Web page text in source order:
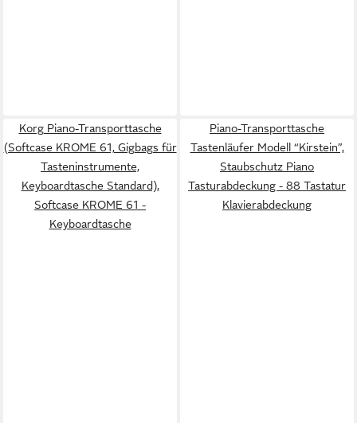
Korg Piano-Transporttasche
(Softcase KROME 61, Gigbags für
Tasteninstrumente,
Keyboardtasche Standard),
Softcase KROME 61 -
Keyboardtasche
Piano-Transporttasche
Tastenläufer Modell “Kirstein”,
Staubschutz Piano
Tasturabdeckung - 88 Tastatur
Klavierabdeckung